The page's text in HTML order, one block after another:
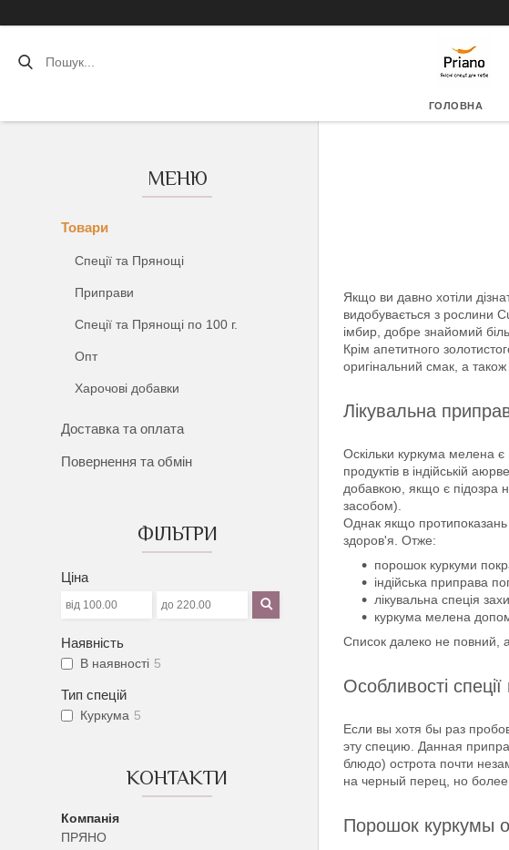
ГОЛОВНА
Товари
Спеції та Прянощі
Приправи
Спеції та Прянощі по 100 г.
Опт
Харочові добавки
Доставка та оплата
Повернення та обмін
ФІЛЬТРИ
Ціна
Наявність
В наявності 5
Тип спецій
Куркума 5
КОНТАКТИ
ПРЯНО
Якщо ви давно хотіли
видобувається з рослини
імбир, добре знайомий
Крім апетитного
оригінальний смак, а також
Лікувальна
Оскільки куркума мелена
продуктів в індійській
добавкою, якщо є підозра
засобом).
Однак якщо протипоказань
здоров'я. Отже:
порошок куркуми
індійська приправа
лікувальна спеція
куркума мелена
Список далеко не повний,
Особливості
Если вы хотя бы раз
эту специю. Данная
блюдо) острота почти
на черный перец, но
Порошок куркумы